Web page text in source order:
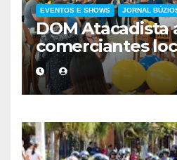
EVENTOS E SHOWS JORNAL
DOM Atacadista
comerciantes
evento DOM